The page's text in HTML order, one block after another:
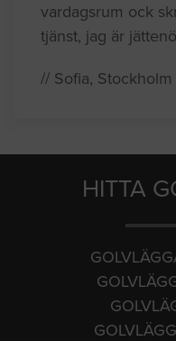
vardagsrum ock
tjänst, jag är
// Sofia, Stockholm
HITTA